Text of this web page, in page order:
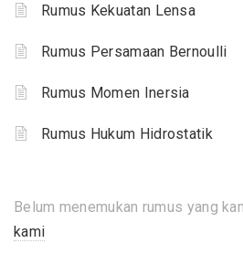
Rumus Kekuatan Lensa
Rumus Persamaan Bernoulli
Rumus Momen Inersia
Rumus Hukum Hidrostatik
Belum menemukan rumus yang
kami